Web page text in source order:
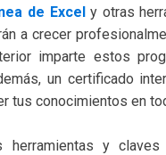
de Excely otras
a crecer
imparte estos
un certificado
tus conocimientos en
herramientas y